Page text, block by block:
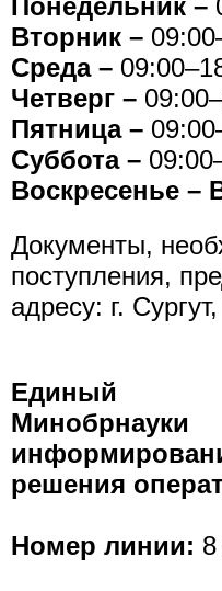
Понедельник –
Вторник –
Среда –
Четверг –
Пятница –
Суббота –
Воскресенье –
Документы,
поступления,
адресу: г.
Единый
решения
Номер линии: